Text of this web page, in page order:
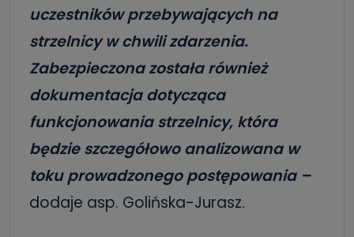
uczestników przebywających na
strzelnicy w chwili zdarzenia.
Zabezpieczona została również
dokumentacja dotycząca
funkcjonowania strzelnicy, która
będzie szczegółowo analizowana w
toku prowadzonego postępowania –
dodaje asp. Golińska-Jurasz.